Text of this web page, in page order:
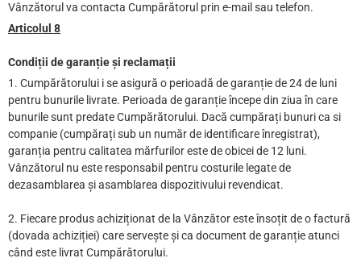
Vânzătorul va contacta Cumpărătorul prin e-mail sau telefon.
Articolul 8
Condiții de garanție și reclamații
1. Cumpărătorului i se asigură o perioadă de garanție de 24 de luni
pentru bunurile livrate. Perioada de garanție începe din ziua în care
bunurile sunt predate Cumpărătorului. Dacă cumpărați bunuri ca si
companie (cumpărați sub un număr de identificare înregistrat),
garanția pentru calitatea mărfurilor este de obicei de 12 luni.
Vânzătorul nu este responsabil pentru costurile legate de
dezasamblarea și asamblarea dispozitivului revendicat.
2. Fiecare produs achiziționat de la Vânzător este însoțit de o factură
(dovada achiziției) care servește și ca document de garanție atunci
când este livrat Cumpărătorului.